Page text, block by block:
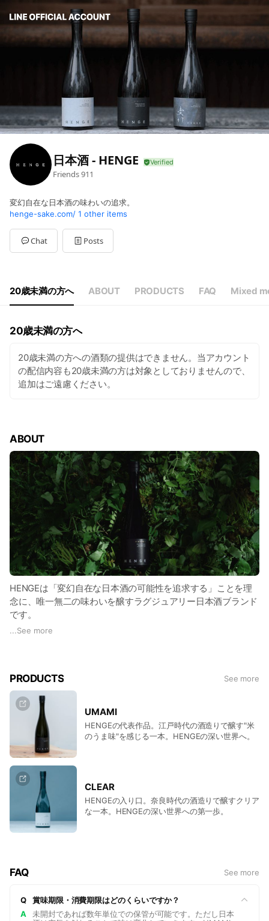
日本酒 - HENGE
Friends911
変幻自在な日本酒の味わいの追求。
henge-sake.com/ 1 other items
Chat Posts
20歳未満の方へ ABOUT PRODUCTS FAQ Mixed
20歳未満の方へ
20歳未満の方への酒類の提供はできません。当アカウント
の配信内容も20歳未満の方は対象としておりませんので、
追加はご遠慮ください。
ABOUT
HENGEは「変幻自在な日本酒の可能性を追求する」ことを理
念に、唯一無二の味わいを醸すラグジュアリー日本酒ブランド
です。
HENGEは江戸や奈良時代の”いにしえの製法”を軸に、新たな伝
統を創造することに挑戦し続けていきます。
※生産効率の悪い困難な製造方法のため、少量のみ販売してお
ります。
...See more
PRODUCTS See more
UMAMI
HENGEの代表作品。江戸時代の酒造りで醸す"米
のうま味"を感じる一本。HENGEの深い世界へ。
CLEAR
HENGEの入り口。奈良時代の酒造りで醸すクリア
な一本。HENGEの深い世界への第一歩。
FAQ See more
Q
賞味期限・消費期限はどのくらいですか？
A
未開封であれば数年単位での保管が可能です。ただし日本